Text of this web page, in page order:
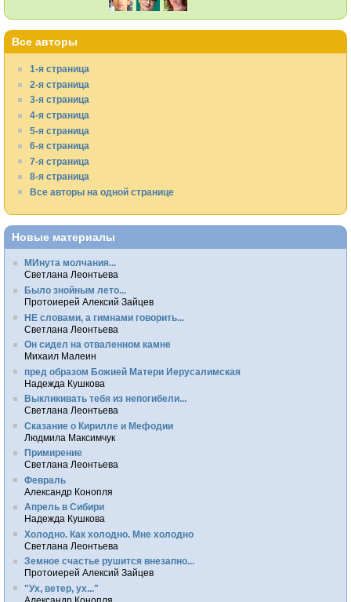
Все авторы
1-я страница
2-я страница
3-я страница
4-я страница
5-я страница
6-я страница
7-я страница
8-я страница
Все авторы на одной странице
Новые материалы
МИнута молчания...
Светлана Леонтьева
Было знойным лето...
Протоиерей Алексий Зайцев
НЕ словами, а гимнами говорить...
Светлана Леонтьева
Он сидел на отваленном камне
Михаил Малеин
пред образом Божией Матери Иерусалимская
Надежда Кушкова
Выкликивать тебя из непогибели...
Светлана Леонтьева
Сказание о Кирилле и Мефодии
Людмила Максимчук
Примирение
Светлана Леонтьева
Февраль
Александр Конопля
Апрель в Сибири
Надежда Кушкова
Холодно. Как холодно. Мне холодно
Светлана Леонтьева
Земное счастье рушится внезапно...
Протоиерей Алексий Зайцев
"Ух, ветер, ух..."
Александр Конопля